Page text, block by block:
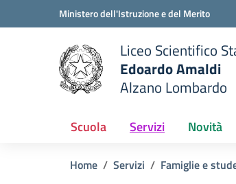
Vai ai contenuti
Vai al menu di navigazioneMinistero dell'Istruzione e del Merito
scuola
Liceo Scientifico
Edoardo Amaldi
Alzano Lombardo
Scuola Servizi Novità
Home Servizi Famiglie e